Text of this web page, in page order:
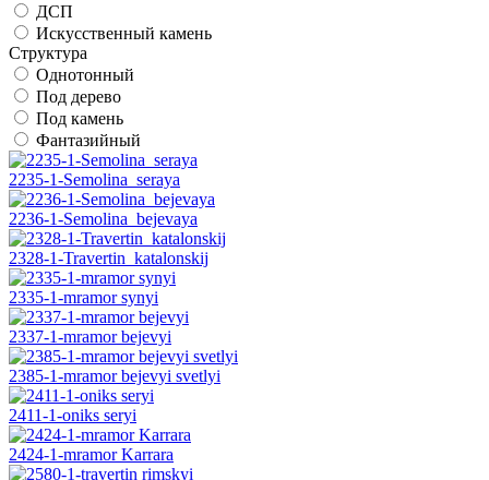
ДСП
Искусственный камень
Структура
Однотонный
Под дерево
Под камень
Фантазийный
2235-1-Semolina_seraya
2236-1-Semolina_bejevaya
2328-1-Travertin_katalonskij
2335-1-mramor synyi
2337-1-mramor bejevyi
2385-1-mramor bejevyi svetlyi
2411-1-oniks seryi
2424-1-mramor Karrara